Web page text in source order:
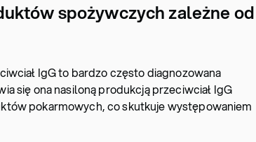
spożywczych zależne od
IgG to bardzo często diagnozowana
się ona nasiloną produkcją przeciwciał IgG
pokarmowych, co skutkuje występowaniem